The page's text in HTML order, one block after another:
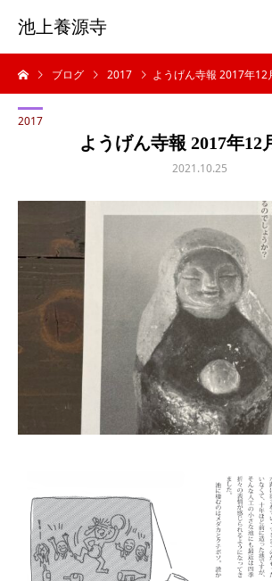
池上養源寺
ブログ 2017 ようげん寺報 2017年12
2017
ようげん寺報 2017年12
2021.10.25